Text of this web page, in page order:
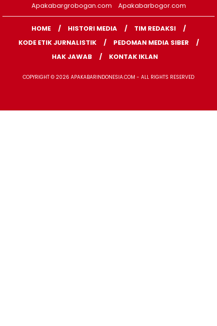
Apakabargrobogan.com
Apakabarbogor.com
HOME HISTORI MEDIA
TIM REDAKSI
KODE ETIK JURNALISTIK
PEDOMAN MEDIA SIBER
HAK JAWAB
KONTAK IKLAN
COPYRIGHT © 2026 APAKABARINDONESIA.COM - ALL RIGHTS RESERVED